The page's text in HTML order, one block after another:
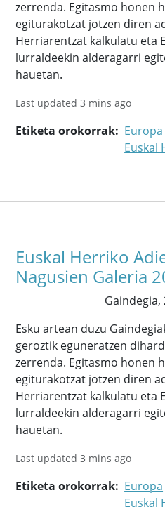
zerrenda. Egitasmo honen
egiturakotzat jotzen diren
Herriarentzat kalkulatu eta
lurraldeekin alderagarri
hauetan.
Last updated 3 mins ago
Etiketa orokorrak
Europa
Euskal
Euskal Herriko
Nagusien Galeria
Gaindegia,
Esku artean duzu
geroztik eguneratzen
zerrenda. Egitasmo honen
egiturakotzat jotzen diren
Herriarentzat kalkulatu eta
lurraldeekin alderagarri
hauetan.
Last updated 3 mins ago
Etiketa orokorrak
Europa
Euskal